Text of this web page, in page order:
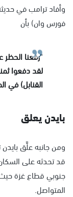
وأفاد ترامب في
فورس وان) بأن
“رفعنا الحظر
لقد دفعوا
القنابل) في
بايدن يعلق
ومن جانبه علَّق
قد تحدثه على
جنوبي قطاع غزة حيث
المتواصل.